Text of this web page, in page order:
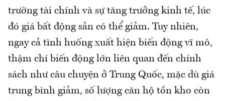
trường tài chính và sự tăng trưởng kinh tế, lúc
đó giá bất động sản có thể giảm. Tuy nhiên,
ngay cả tình huống xuất hiện biến động vĩ mô,
thậm chí biến động lớn liên quan đến chính
sách như câu chuyện ở Trung Quốc, mặc dù giá
trung bình giảm, số lượng căn hộ tồn kho còn